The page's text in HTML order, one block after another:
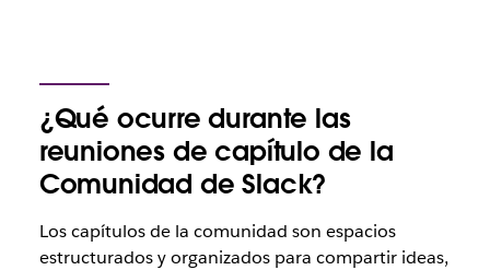
¿Qué ocurre durante las
reuniones de capítulo de la
Comunidad de Slack?
Los capítulos de la comunidad son espacios
estructurados y organizados para compartir ideas,